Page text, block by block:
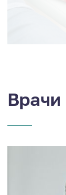
Врачи